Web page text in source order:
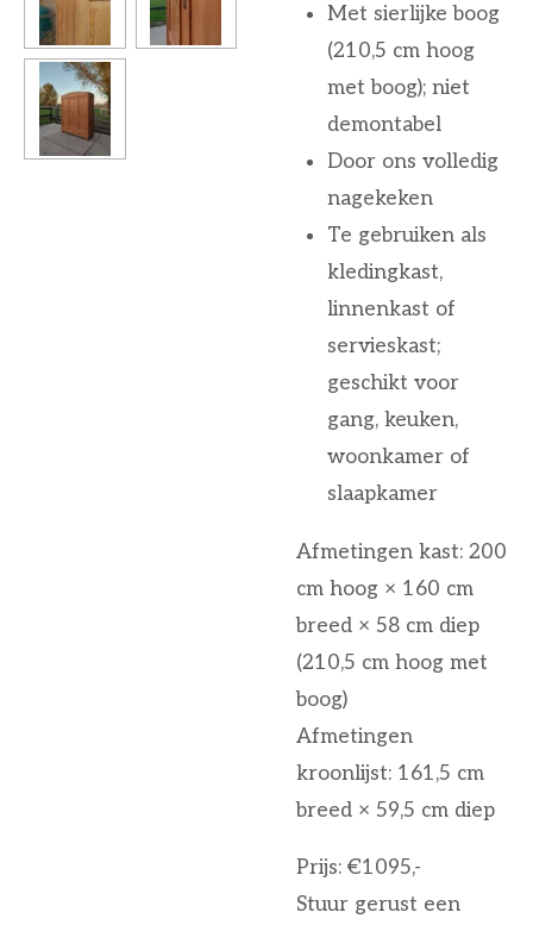
Met sierlijke boog
(210,5 cm hoog
met boog); niet
demontabel
Door ons volledig
nagekeken
Te gebruiken als
kledingkast,
linnenkast of
servieskast;
geschikt voor
gang, keuken,
woonkamer of
slaapkamer
Afmetingen kast: 200
cm hoog × 160 cm
breed × 58 cm diep
(210,5 cm hoog met
boog)
Afmetingen
kroonlijst: 161,5 cm
breed × 59,5 cm diep
Prijs: €1095,-
Stuur gerust een